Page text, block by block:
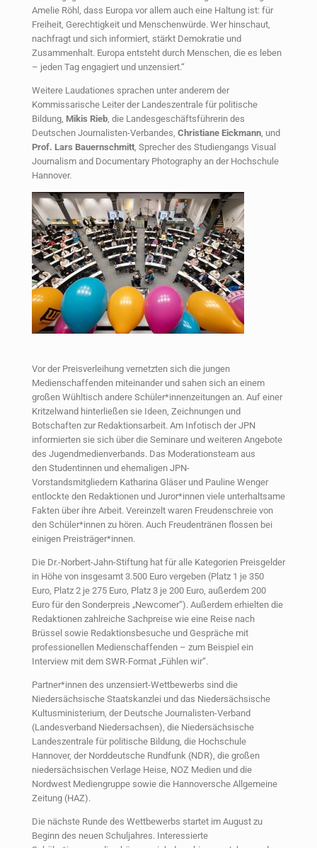
Amelie Röhl, dass Europa vor allem auch eine Haltung ist: für
Freiheit, Gerechtigkeit und Menschenwürde. Wer hinschaut,
nachfragt und sich informiert, stärkt Demokratie und
Zusammenhalt. Europa entsteht durch Menschen, die es leben
– jeden Tag engagiert und unzensiert.“
Weitere Laudationes sprachen unter anderem der
Kommissarische Leiter der Landeszentrale für politische
Bildung, Mikis Rieb , die Landesgeschäftsführerin des
Deutschen Journalisten-Verbandes, Christiane Eickmann , und
Prof. Lars Bauernschmitt , Sprecher des Studiengangs Visual
Journalism and Documentary Photography an der Hochschule
Hannover.
Vor der Preisverleihung vernetzten sich die jungen
Medienschaffenden miteinander und sahen sich an einem
großen Wühltisch andere Schüler*innenzeitungen an. Auf einer
Kritzelwand hinterließen sie Ideen, Zeichnungen und
Botschaften zur Redaktionsarbeit. Am Infotisch der JPN
informierten sie sich über die Seminare und weiteren Angebote
des Jugendmedienverbands. Das Moderationsteam aus
den Studentinnen und ehemaligen JPN-
Vorstandsmitgliedern Katharina Gläser und Pauline Wenger
entlockte den Redaktionen und Juror*innen viele unterhaltsame
Fakten über ihre Arbeit. Vereinzelt waren Freudenschreie von
den Schüler*innen zu hören. Auch Freudentränen flossen bei
einigen Preisträger*innen.
Die Dr.-Norbert-Jahn-Stiftung hat für alle Kategorien Preisgelder
in Höhe von insgesamt 3.500 Euro vergeben (Platz 1 je 350
Euro, Platz 2 je 275 Euro, Platz 3 je 200 Euro, außerdem 200
Euro für den Sonderpreis „Newcomer“). Außerdem erhielten die
Redaktionen zahlreiche Sachpreise wie eine Reise nach
Brüssel sowie Redaktionsbesuche und Gespräche mit
professionellen Medienschaffenden – zum Beispiel ein
Interview mit dem SWR-Format „Fühlen wir“.
Partner*innen des unzensiert-Wettbewerbs sind die
Niedersächsische Staatskanzlei und das Niedersächsische
Kultusministerium, der Deutsche Journalisten-Verband
(Landesverband Niedersachsen), die Niedersächsische
Landeszentrale für politische Bildung, die Hochschule
Hannover, der Norddeutsche Rundfunk (NDR), die großen
niedersächsischen Verlage Heise, NOZ Medien und die
Nordwest Mediengruppe sowie die Hannoversche Allgemeine
Zeitung (HAZ).
Die nächste Runde des Wettbewerbs startet im August zu
Beginn des neuen Schuljahres. Interessierte